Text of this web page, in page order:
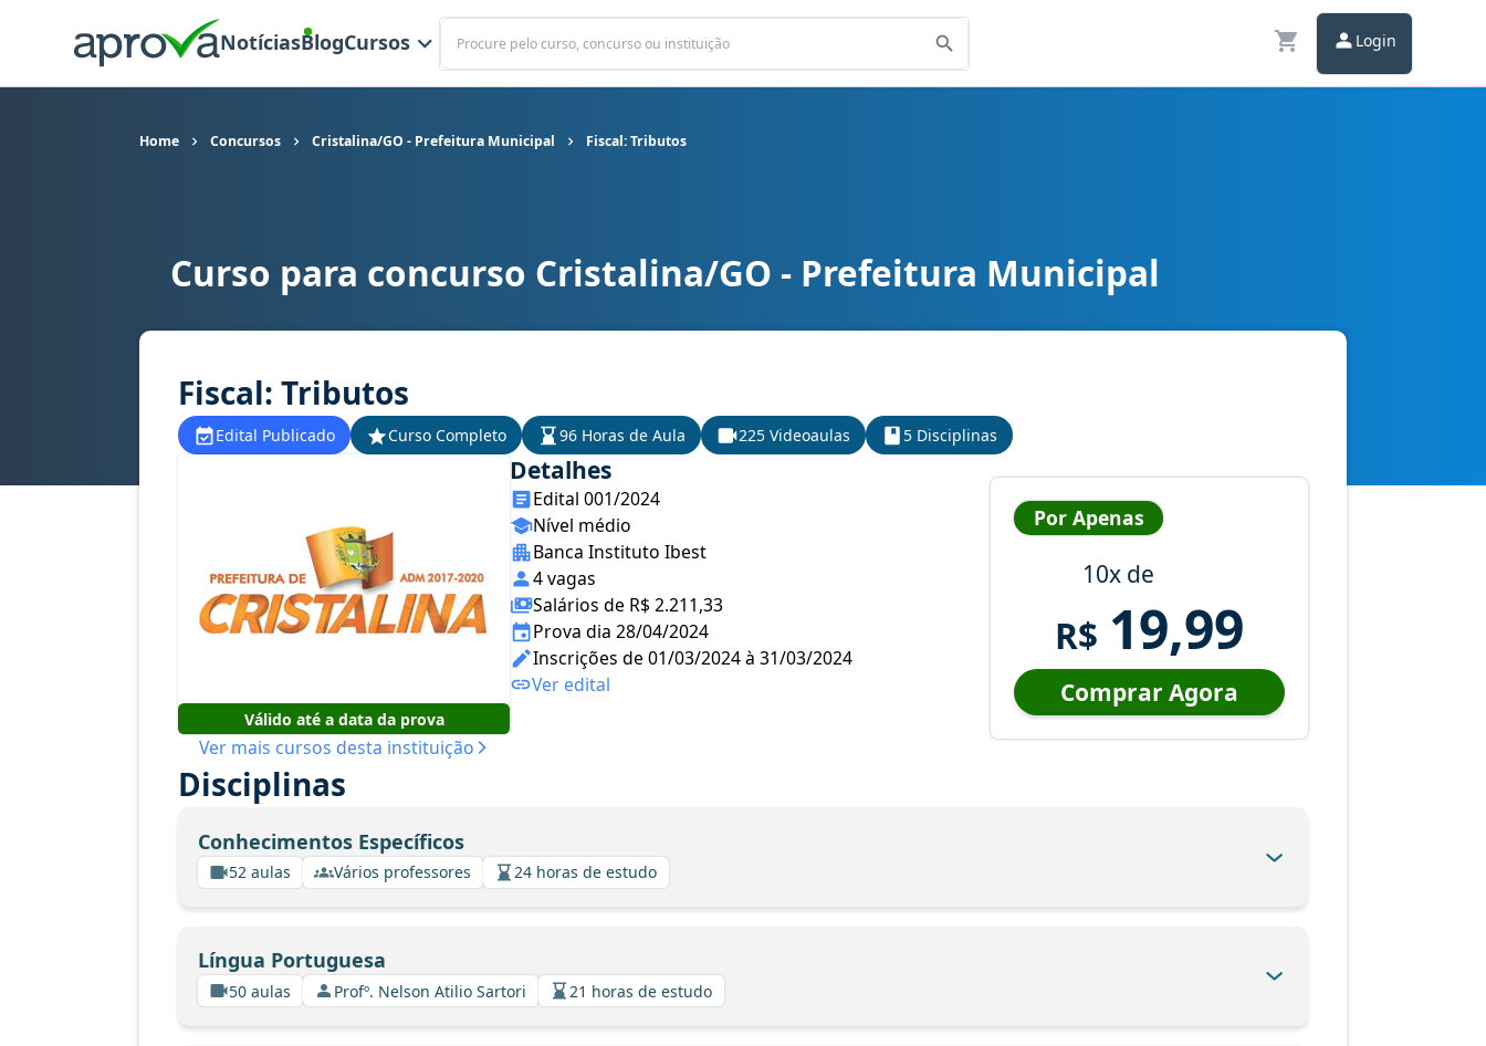
NotíciasBlogCursos
Buscar
Login
Home Concursos Cristalina/GO - Prefeitura Municipal Fiscal: Tributos
Curso para concurso Cristalina/GO - Prefeitura Municipal cargo Fiscal: Tributos
Curso para concurso Cristalina/GO - Prefeitura Municipal
Fiscal: Tributos
Edital Publicado Curso Completo 96 Horas de Aula 225 Videoaulas 5 Disciplinas
Válido até a data da prova
Ver mais cursos desta instituição
Detalhes
Edital 001/2024
Nível médio
Banca Instituto Ibest
4 vagas
Salários de R$ 2.211,33
Prova dia 28/04/2024
Inscrições de 01/03/2024 à 31/03/2024
Ver edital
Por Apenas
10x de
R$ 19,99
Comprar Agora
Disciplinas
Conhecimentos Específicos
52 aulas Vários professores 24 horas de estudo
Língua Portuguesa
50 aulas Profº. Nelson Atilio Sartori 21 horas de estudo